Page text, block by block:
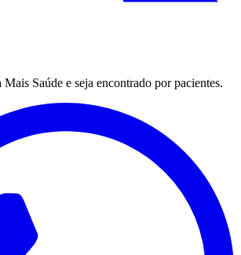
Mais Saúde e seja encontrado por pacientes.